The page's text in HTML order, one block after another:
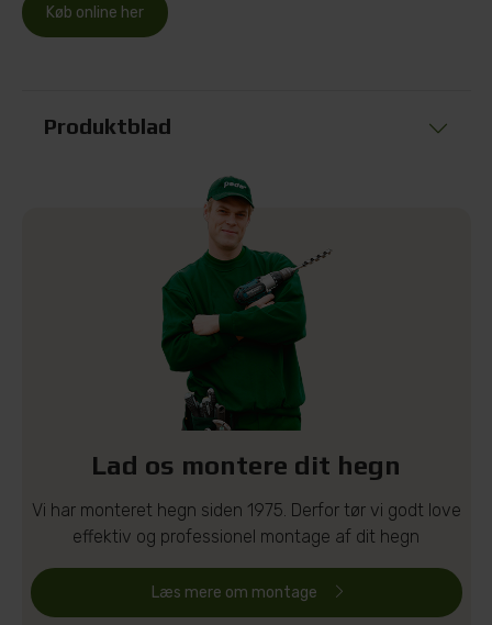
Køb online her
Produktblad
Lad os montere dit hegn
Vi har monteret hegn siden 1975. Derfor tør vi godt love
effektiv og professionel montage af dit hegn
Læs mere om montage